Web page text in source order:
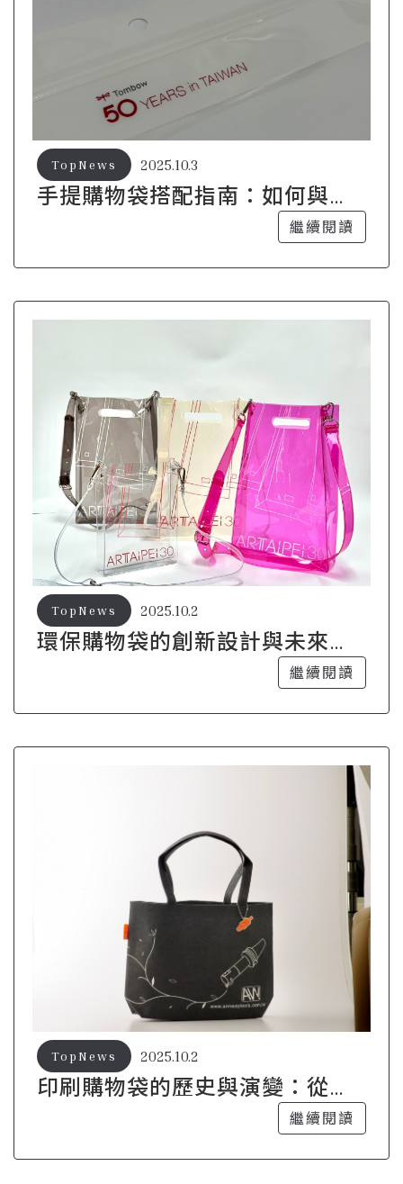
手提購物袋搭配指南：如何與日
2025.10.3
TopNews
繼續閱讀
環保購物袋的創新設計與未來趨
2025.10.2
TopNews
繼續閱讀
印刷購物袋的歷史與演變：從簡
2025.10.2
TopNews
繼續閱讀